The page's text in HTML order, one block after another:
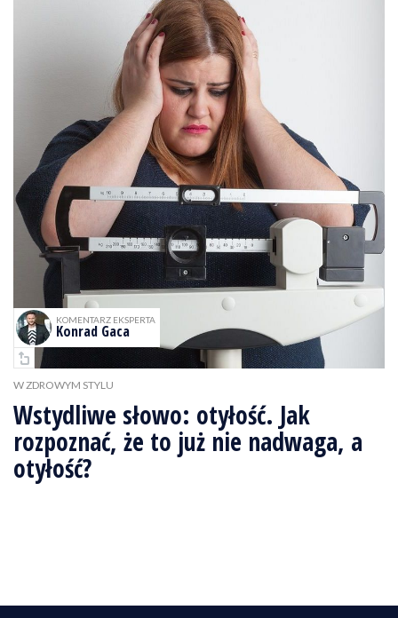
KOMENTARZ EKSPERTA
Konrad Gaca
W ZDROWYM STYLU
Wstydliwe słowo: otyłość. Jak
rozpoznać, że to już nie nadwaga, a
otyłość?